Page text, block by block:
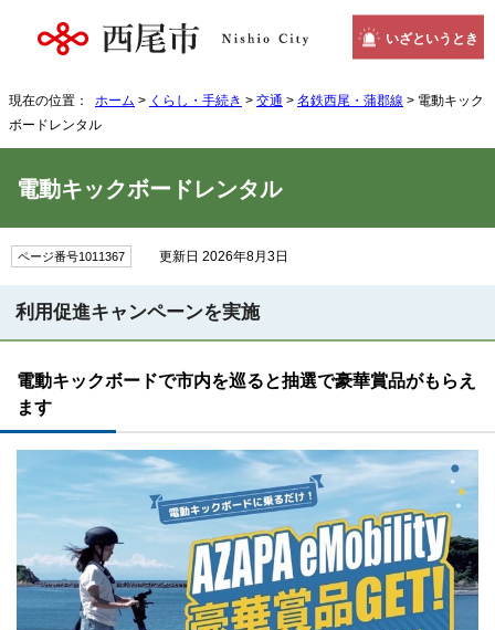
いざというとき
現在の位置： ホーム > くらし・手続き > 交通 > 名鉄西尾・蒲郡線 > 電動キック
ボードレンタル
電動キックボードレンタル
ページ番号1011367 更新日 2026年8月3日
利用促進キャンペーンを実施
電動キックボードで市内を巡ると抽選で豪華賞品がもらえ
ます